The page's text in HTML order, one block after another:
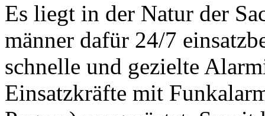
Es liegt in der Natur der
männer dafür 24/7
schnelle und gezielte
Einsatzkräfte mit